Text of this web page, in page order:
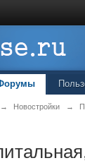
→ Новостройки →